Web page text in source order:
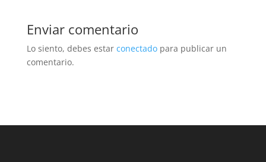
Enviar comentario
Lo siento, debes estar conectadopara publicar un
comentario.